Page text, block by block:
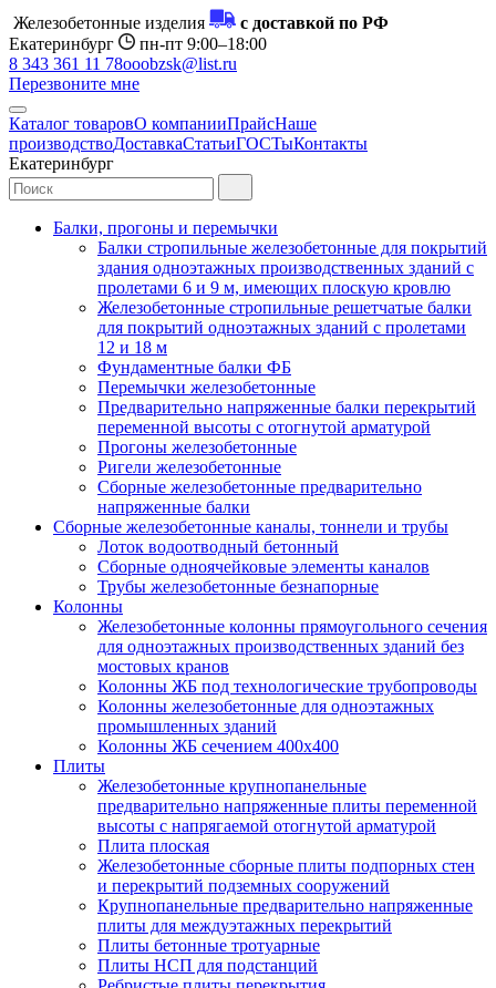
Железобетонные изделия
с доставкой по РФ
Екатеринбург
пн-пт 9:00–18:00
8 343 361 11 78ooobzsk@list.ru
Перезвоните мне
Каталог товаровО компанииПрайсНаше
производствоДоставкаСтатьиГОСТыКонтакты
Екатеринбург
Балки, прогоны и перемычки
Балки стропильные железобетонные для покрытий
здания одноэтажных производственных зданий с
пролетами 6 и 9 м, имеющих плоскую кровлю
Железобетонные стропильные решетчатые балки
для покрытий одноэтажных зданий с пролетами
12 и 18 м
Фундаментные балки ФБ
Перемычки железобетонные
Предварительно напряженные балки перекрытий
переменной высоты с отогнутой арматурой
Прогоны железобетонные
Ригели железобетонные
Сборные железобетонные предварительно
напряженные балки
Сборные железобетонные каналы, тоннели и трубы
Лоток водоотводный бетонный
Сборные одноячейковые элементы каналов
Трубы железобетонные безнапорные
Колонны
Железобетонные колонны прямоугольного сечения
для одноэтажных производственных зданий без
мостовых кранов
Колонны ЖБ под технологические трубопроводы
Колонны железобетонные для одноэтажных
промышленных зданий
Колонны ЖБ сечением 400х400
Плиты
Железобетонные крупнопанельные
предварительно напряженные плиты переменной
высоты с напрягаемой отогнутой арматурой
Плита плоская
Железобетонные сборные плиты подпорных стен
и перекрытий подземных сооружений
Крупнопанельные предварительно напряженные
плиты для междуэтажных перекрытий
Плиты бетонные тротуарные
Плиты НСП для подстанций